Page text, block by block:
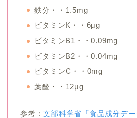
鉄分・・1.5mg
ビタミンK・・6μg
ビタミンB1・・0.09mg
ビタミンB2・・0.04mg
ビタミンC・・0mg
葉酸・・12μg
参考：文部科学省「食品成分デー